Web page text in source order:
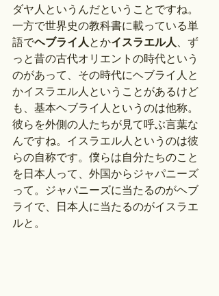
ダヤ人というんだということですね。
一方で世界史の教科書に載っている単
語でヘブライ人とかイスラエル人、ず
っと昔の古代オリエントの時代という
のがあって、その時代にヘブライ人と
かイスラエル人ということがあるけど
も、基本ヘブライ人というのは他称。
彼らを外側の人たちが見て呼ぶ言葉な
んですね。イスラエル人というのは彼
らの自称です。僕らは自分たちのこと
を日本人って、外国からジャパニーズ
って。ジャパニーズに当たるのがヘブ
ライで、日本人に当たるのがイスラエ
ルと。